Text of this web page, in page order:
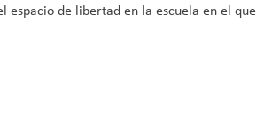
espacio de libertad en la escuela en el que